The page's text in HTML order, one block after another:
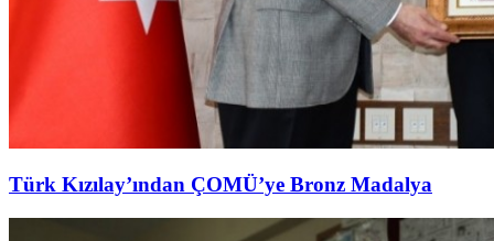
Türk Kızılay’ından ÇOMÜ’ye Bronz Madalya